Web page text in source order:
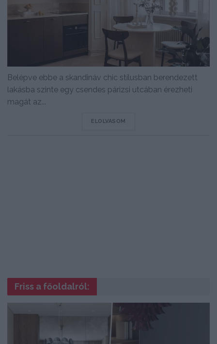
Belépve ebbe a skandináv chic stílusban berendezett
lakásba szinte egy csendes párizsi utcában érezheti
magát az...
ELOLVASOM
Friss a főoldalról: